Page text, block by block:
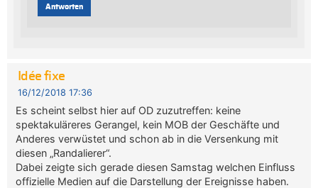
Antworten
Idée fixe
16/12/2018 17:36
Es scheint selbst hier auf OD zuzutreffen: keine
spektakuläreres Gerangel, kein MOB der Geschäfte und
Anderes verwüstet und schon ab in die Versenkung mit
diesen „Randalierer“.
Dabei zeigte sich gerade diesen Samstag welchen Einfluss
offizielle Medien auf die Darstellung der Ereignisse haben.